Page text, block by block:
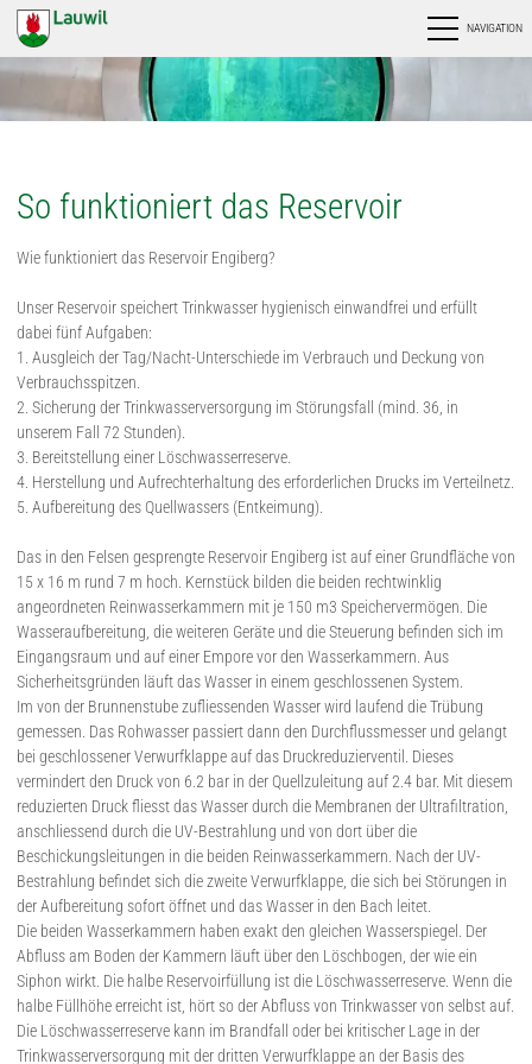
NAVIGATION
So funktioniert das Reservoir
Wie funktioniert das Reservoir Engiberg?
Unser Reservoir speichert Trinkwasser hygienisch einwandfrei und erfüllt
dabei fünf Aufgaben:
1. Ausgleich der Tag/Nacht-Unterschiede im Verbrauch und Deckung von
Verbrauchsspitzen.
2. Sicherung der Trinkwasserversorgung im Störungsfall (mind. 36, in
unserem Fall 72 Stunden).
3. Bereitstellung einer Löschwasserreserve.
4. Herstellung und Aufrechterhaltung des erforderlichen Drucks im Verteilnetz.
5. Aufbereitung des Quellwassers (Entkeimung).
Das in den Felsen gesprengte Reservoir Engiberg ist auf einer Grundfläche von
15 x 16 m rund 7 m hoch. Kernstück bilden die beiden rechtwinklig
angeordneten Reinwasserkammern mit je 150 m3 Speichervermögen. Die
Wasseraufbereitung, die weiteren Geräte und die Steuerung befinden sich im
Eingangsraum und auf einer Empore vor den Wasserkammern. Aus
Sicherheitsgründen läuft das Wasser in einem geschlossenen System.
Im von der Brunnenstube zufliessenden Wasser wird laufend die Trübung
gemessen. Das Rohwasser passiert dann den Durchflussmesser und gelangt
bei geschlossener Verwurfklappe auf das Druckreduzierventil. Dieses
vermindert den Druck von 6.2 bar in der Quellzuleitung auf 2.4 bar. Mit diesem
reduzierten Druck fliesst das Wasser durch die Membranen der Ultrafiltration,
anschliessend durch die UV-Bestrahlung und von dort über die
Beschickungsleitungen in die beiden Reinwasserkammern. Nach der UV-
Bestrahlung befindet sich die zweite Verwurfklappe, die sich bei Störungen in
der Aufbereitung sofort öffnet und das Wasser in den Bach leitet.
Die beiden Wasserkammern haben exakt den gleichen Wasserspiegel. Der
Abfluss am Boden der Kammern läuft über den Löschbogen, der wie ein
Siphon wirkt. Die halbe Reservoirfüllung ist die Löschwasserreserve. Wenn die
halbe Füllhöhe erreicht ist, hört so der Abfluss von Trinkwasser von selbst auf.
Die Löschwasserreserve kann im Brandfall oder bei kritischer Lage in der
Trinkwasserversorgung mit der dritten Verwurfklappe an der Basis des